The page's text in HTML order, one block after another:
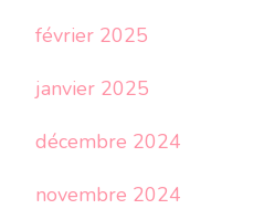
février 2025
janvier 2025
décembre 2024
novembre 2024